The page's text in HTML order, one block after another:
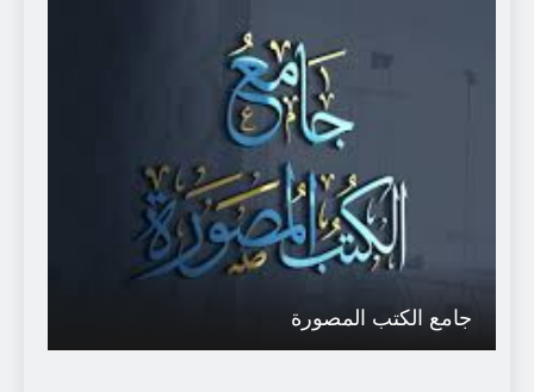
جامع الكتب المصورة